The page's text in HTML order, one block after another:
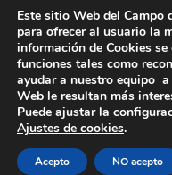
Destacada
Otras
© 2022 UTE
Este sitio Web del Campo
para ofrecer al usuario la
información de Cookies
funciones tales como
ayudar a nuestro equipo
Web le resultan más
Puede ajustar la
Ajustes de cookies.
Acepto NO acepto